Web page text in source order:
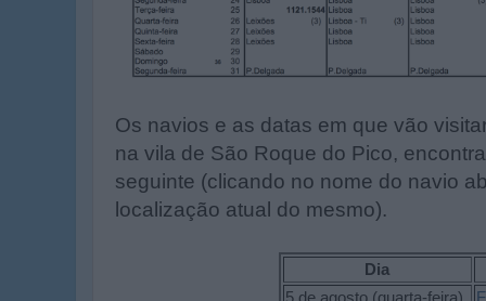
Os navios e as datas em que vão
na vila de São Roque do Pico,
seguinte (clicando no nome do navio
localização atual do mesmo).
Dia